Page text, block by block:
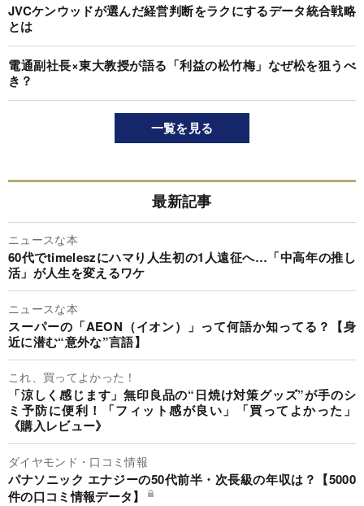
JVCケンウッドが選んだ経営判断をラクにするデータ統合戦略
とは
電通副社長×東大教授が語る「利益の松竹梅」なぜ松を狙うべ
き？
一覧を見る
最新記事
ニュースな本
60代でtimeleszにハマり人生初の1人遠征へ…「中高年の推し
活」が人生を変えるワケ
ニュースな本
スーパーの「AEON（イオン）」って何語か知ってる？【身
近に潜む“意外な”言語】
これ、買ってよかった！
「涼しく感じます」無印良品の“日焼け対策グッズ”が手のシ
ミ予防に便利！「フィット感が良い」「買ってよかった」
《購入レビュー》
ダイヤモンド・口コミ情報
パナソニック エナジーの50代前半・次長級の年収は？【5000
件の口コミ情報データ】